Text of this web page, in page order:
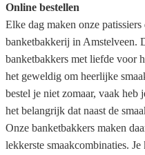
Online bestellen
Elke dag maken onze
banketbakkerij in Amstelveen.
banketbakkers met liefde voor
het geweldig om heerlijke
bestel je niet zomaar, vaak
het belangrijk dat naast de
Onze banketbakkers maken
lekkerste smaakcombinaties.